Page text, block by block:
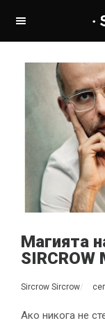
Магията
SIRCROW
Sircrow Sircrow
Ако никога не